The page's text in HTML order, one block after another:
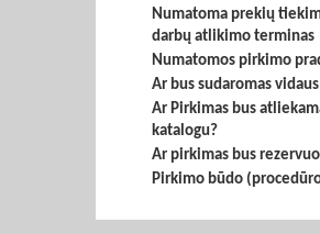
Numatoma prekių
darbų atlikimo terminas
Numatomos pirkimo
Ar bus sudaromas
Ar Pirkimas bus
katalogu?
Ar pirkimas bus
Pirkimo būdo